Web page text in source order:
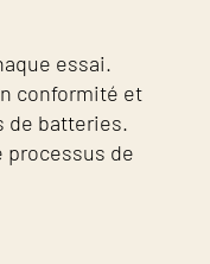
essai.
conformité et
de batteries.
processus de